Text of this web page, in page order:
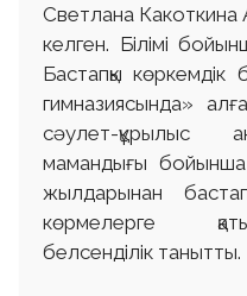
Светлана Какоткина
келген. Білімі
Бастапқы көркемдік
гимназиясында»
сәулет-құрылыс
мамандығы бойынша
жылдарынан
көрмелерге
белсенділік танытты.